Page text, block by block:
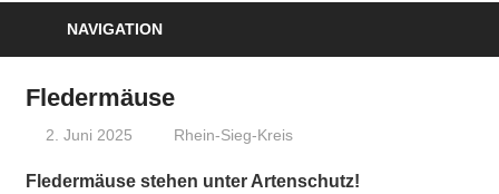
NAVIGATION
Fledermäuse
2. Juni 2025 treffpunkt
Rhein-Sieg-Kreis
Fledermäuse stehen unter Artenschutz!